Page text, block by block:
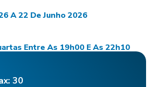
A 22 De Junho 2026
Entre As 19h00 E As 22h10
30